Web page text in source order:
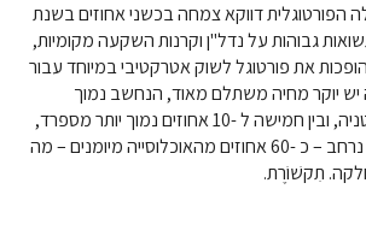
הפורטוגלית דווקא צמחה בכשני אחוזים בשנת
תשואות גבוהות על נדל"ן וקרנות השקעה מקומיות,
הופכות את פורטוגל לשוק אטרקטיבי במיוחד עבור
יש יוקר מחיה משתלם מאוד, הנחשב נמוך
בכמעט 30 אחוז מבריטניה, ובין חמישה ל -10 אחוזים נמוך יותר מספרד,
ואנגלית מדוברת באופן נרחב – כ -60 אחוזים מהאוכלוסייה מיומנים – מה
תִקשׁוֹרֶת.